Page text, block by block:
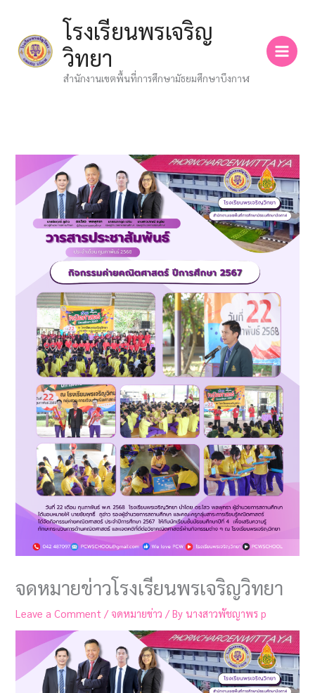
content
โรงเรียนพรเจริญ
วิทยา
สำนักงานเขตพื้นที่การศึกษามัธยมศึกษาบึงกาฬ
จดหมายข่าวโรงเรียนพรเจริญวิทยา
Leave a Comment / จดหมายข่าว / Byนางสาวพัชญาพร p